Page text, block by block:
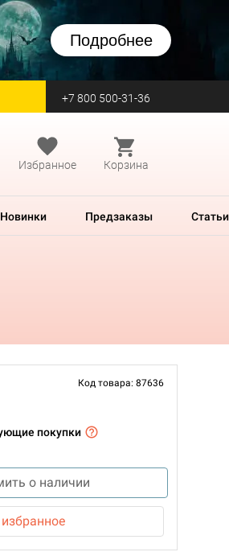
Подробнее
на Zvezda +7 800 500-31-36
Избранное Корзина
Новинки Предзаказы Статьи
Код товара: 87636
покупки
о наличии